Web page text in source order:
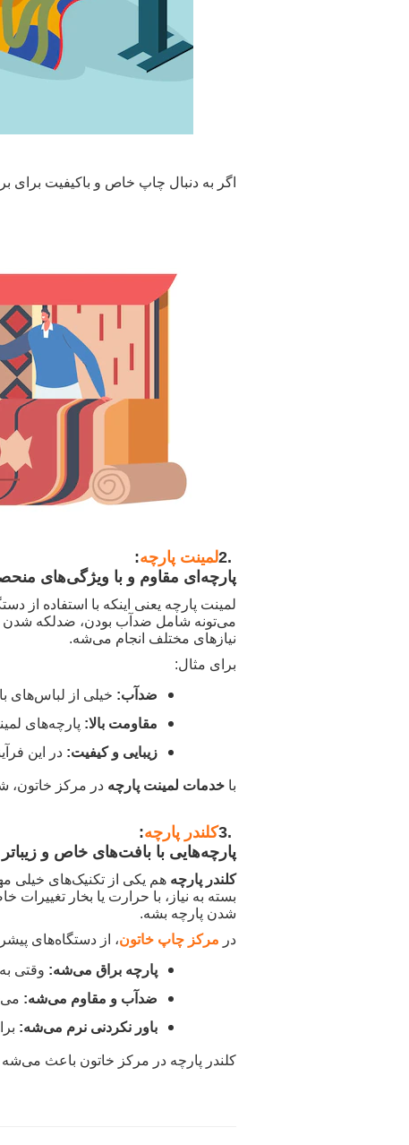
اگر به دنبال چاپ خاص و باکیفیت برای
2.لمینت پارچه:
پارچه‌ای مقاوم و با ویژگی‌های
لمینت پارچه یعنی اینکه با استفاده
می‌تونه شامل ضدآب بودن، ضدلکه شدن
نیازهای مختلف انجام می‌شه.
برای مثال:
ضدآب: خیلی از لباس‌های
مقاومت بالا: پارچه‌های
زیبایی و کیفیت: در این
باخدمات لمینت پارچه در مرکز خاتون،
3.کلندر پارچه:
پارچه‌هایی با بافت‌های خاص و زیباتر
کلندر پارچه هم یکی از تکنیک‌های خیلی
بسته به نیاز، با حرارت یا بخار
شدن پارچه بشه.
در مرکز چاپ خاتون، از دستگاه‌های
پارچه براق می‌شه: وقتی
ضدآب و مقاوم می‌شه:
باور نکردنی نرم می‌شه:
کلندر پارچه در مرکز خاتون باعث می‌شه